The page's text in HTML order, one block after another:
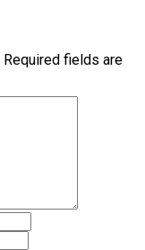
Required fields are